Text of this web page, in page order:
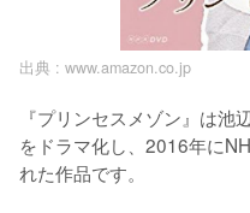
出典 : www.amazon.co.jp
『プリンセスメゾン』は池
をドラマ化し、2016年に
れた作品です。